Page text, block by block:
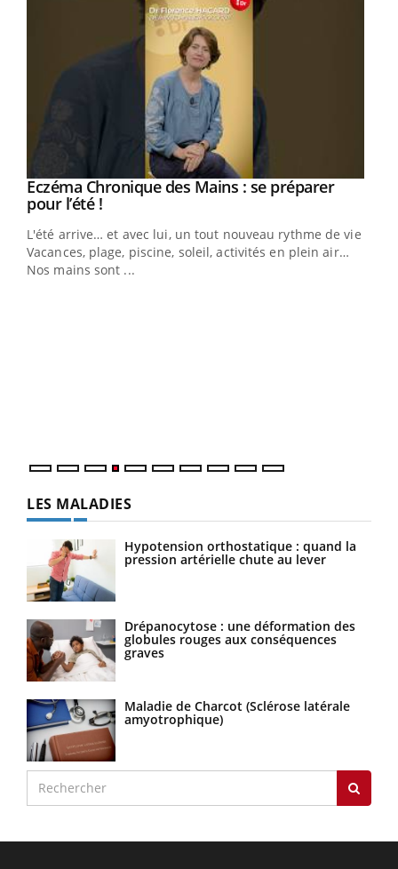
Youtube
Eczéma Chronique des Mains : se préparer
pour l’été !Youtube
L'été arrive… et avec lui, un tout nouveau rythme de vie !
Vacances, plage, piscine, soleil, activités en plein air…
Nos mains sont ...
LES MALADIES
Hypotension orthostatique : quand la
pression artérielle chute au lever
Drépanocytose : une déformation des
globules rouges aux conséquences
graves
Maladie de Charcot (Sclérose latérale
amyotrophique)